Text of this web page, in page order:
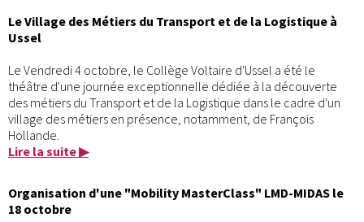
Le Village des Métiers du Transport et de la Logistique à
Ussel
Le Vendredi 4 octobre, le Collège Voltaire d'Ussel a été le
théâtre d'une journée exceptionnelle dédiée à la découverte
des métiers du Transport et de la Logistique dans le cadre d'un
village des métiers en présence, notamment, de François
Hollande.
Lire la suite ▶
Organisation d'une "Mobility MasterClass" LMD-MIDAS le
18 octobre